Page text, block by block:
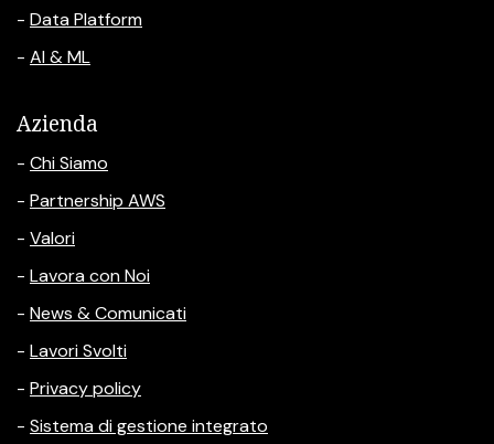
- Data Platform
- AI & ML
Azienda
- Chi Siamo
- Partnership AWS
- Valori
- Lavora con Noi
- News & Comunicati
- Lavori Svolti
- Privacy policy
- Sistema di gestione integrato